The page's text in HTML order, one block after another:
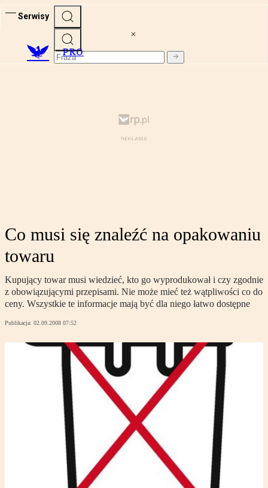
Serwisy
PRO
Co musi się znaleźć na opakowaniu
towaru
Kupujący towar musi wiedzieć, kto go wyprodukował i czy zgodnie
z obowiązującymi przepisami. Nie może mieć też wątpliwości co do
ceny. Wszystkie te informacje mają być dla niego łatwo dostępne
Publikacja: 02.09.2008 07:52